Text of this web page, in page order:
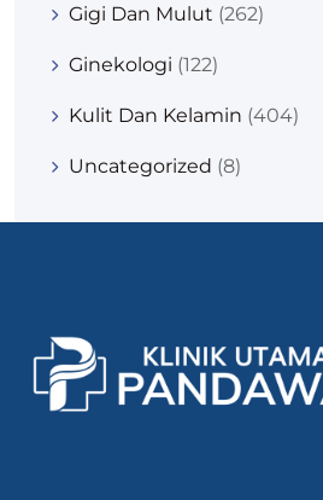
Gigi Dan Mulut (262)
Ginekologi (122)
Kulit Dan Kelamin (404)
Uncategorized (8)